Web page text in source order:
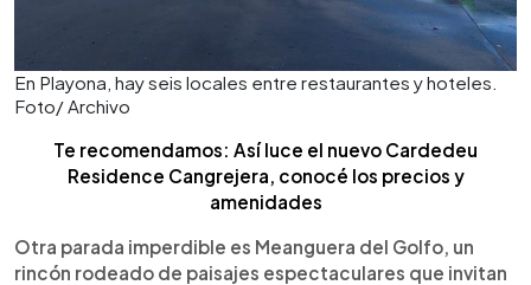
En Playona, hay seis locales entre restaurantes y hoteles.
Foto/ Archivo
Te recomendamos: Así luce el nuevo Cardedeu
Residence Cangrejera, conocé los precios y
amenidades
Otra parada imperdible es Meanguera del Golfo, un
rincón rodeado de paisajes espectaculares que invitan